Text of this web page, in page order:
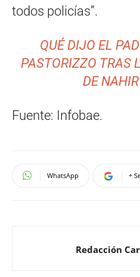
todos policías”.
QUÉ DIJO EL
PASTORIZZO TRAS
DE
Fuente: Infobae.
WhatsApp +
Redacción